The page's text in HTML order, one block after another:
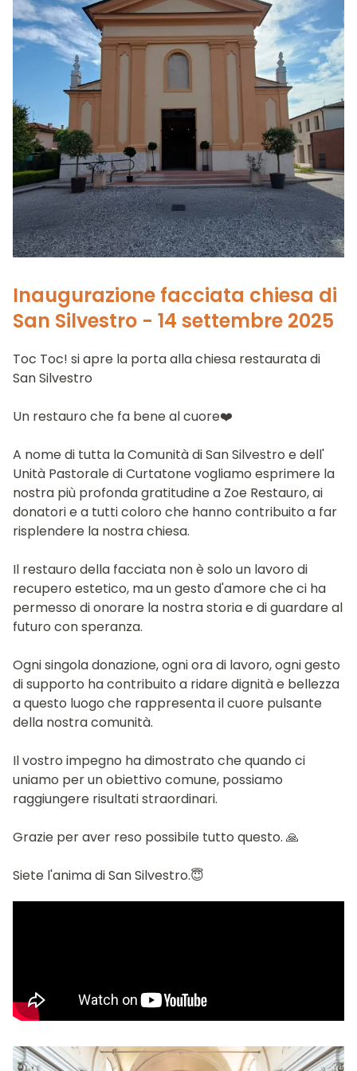
Inaugurazione facciata chiesa di
San Silvestro - 14 settembre 2025
Toc Toc! si apre la porta alla chiesa restaurata di
San Silvestro
Un restauro che fa bene al cuore❤️
​A nome di tutta la Comunità di San Silvestro e dell'
Unità Pastorale di Curtatone vogliamo esprimere la
nostra più profonda gratitudine a Zoe Restauro, ai
donatori e a tutti coloro che hanno contribuito a far
risplendere la nostra chiesa.
​Il restauro della facciata non è solo un lavoro di
recupero estetico, ma un gesto d'amore che ci ha
permesso di onorare la nostra storia e di guardare al
futuro con speranza.
Ogni singola donazione, ogni ora di lavoro, ogni gesto
di supporto ha contribuito a ridare dignità e bellezza
a questo luogo che rappresenta il cuore pulsante
della nostra comunità.
​Il vostro impegno ha dimostrato che quando ci
uniamo per un obiettivo comune, possiamo
raggiungere risultati straordinari.
Grazie per aver reso possibile tutto questo. 🙏
Siete l'anima di San Silvestro.😇